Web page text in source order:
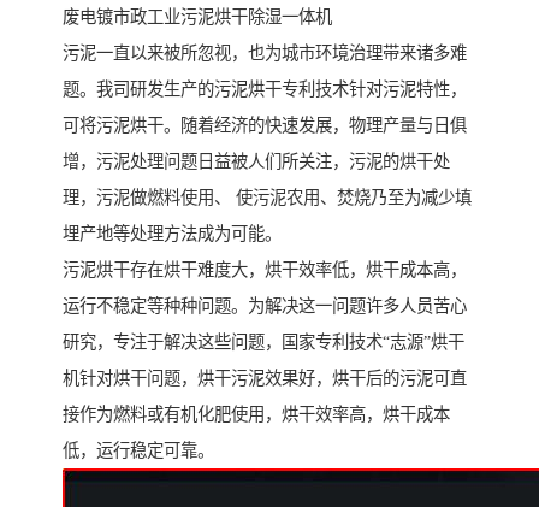
废电镀市政工业污泥烘干除湿一体机
污泥一直以来被所忽视，也为城市环境治理带来诸多难
题。我司研发生产的污泥烘干专利技术针对污泥特性，
可将污泥烘干。随着经济的快速发展，物理产量与日俱
增，污泥处理问题日益被人们所关注，污泥的烘干处
理，污泥做燃料使用、 使污泥农用、焚烧乃至为减少填
埋产地等处理方法成为可能。
污泥烘干存在烘干难度大，烘干效率低，烘干成本高，
运行不稳定等种种问题。为解决这一问题许多人员苦心
研究，专注于解决这些问题，国家专利技术“志源”烘干
机针对烘干问题，烘干污泥效果好，烘干后的污泥可直
接作为燃料或有机化肥使用，烘干效率高，烘干成本
低，运行稳定可靠。